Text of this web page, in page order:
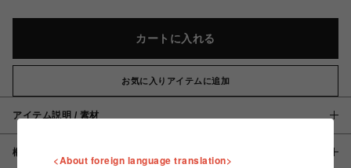
カートに入れる
お気に入りアイテムに追加
アイテム説明 / 素材
概要
<About foreign language translation>